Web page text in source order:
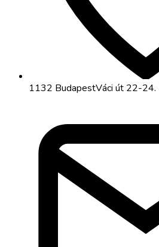
1132 BudapestVáci út 22-24.